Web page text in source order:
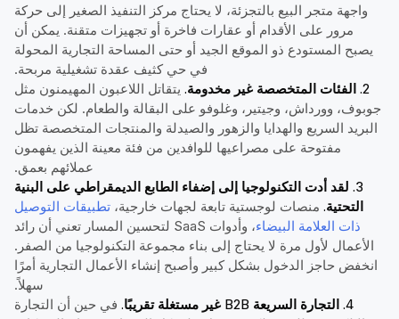
واجهة متجر البيع بالتجزئة، لا يحتاج مركز التنفيذ الصغير إلى حركة
مرور على الأقدام أو عقارات فاخرة أو تجهيزات متقنة. يمكن أن
يصبح المستودع ذو الموقع الجيد أو حتى المساحة التجارية المحولة
في حي كثيف عقدة تشغيلية مربحة.
2. الفئات المتخصصة غير مخدومة.
يتقاتل اللاعبون المهيمنون مثل
جوبوف، وورداش، وجيتير، وغلوفو على البقالة والطعام. لكن خدمات
البريد السريع والهدايا والزهور والصيدلة والمنتجات المتخصصة تظل
مفتوحة على مصراعيها للوافدين من فئة معينة الذين يفهمون
عملائهم بعمق.
3. لقد أدت التكنولوجيا إلى إضفاء الطابع الديمقراطي على البنية
التحتية. منصات لوجستية تابعة لجهات خارجية، تطبيقات التوصيل
ذات العلامة البيضاء
، وأدوات SaaS لتحسين المسار تعني أن رائد
الأعمال لأول مرة لا يحتاج إلى بناء مجموعة التكنولوجيا من الصفر.
انخفض حاجز الدخول بشكل كبير وأصبح إنشاء الأعمال التجارية أمرًا
سهلاً.
4. التجارة السريعة B2B غير مستغلة تقريبًا.
في حين أن التجارة